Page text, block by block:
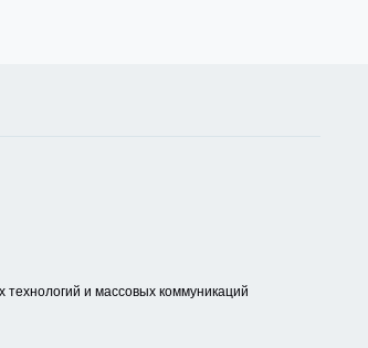
и массовых коммуникаций